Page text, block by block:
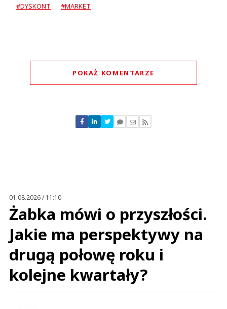
#DYSKONT
#MARKET
POKAŻ KOMENTARZE
Nie znaleziono komentarzy
Zostaw swoje komentarze
01.08.2026 / 11:10
Żabka mówi o przyszłości.
Jakie ma perspektywy na
drugą połowę roku i
kolejne kwartały?